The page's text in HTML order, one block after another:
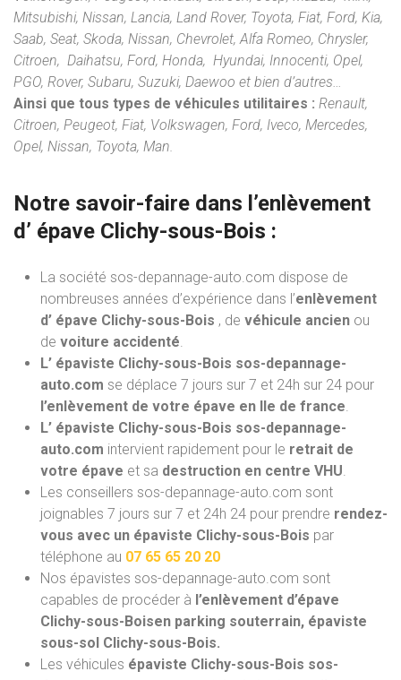
Mitsubishi, Nissan, Lancia, Land Rover, Toyota, Fiat, Ford, Kia,
Saab, Seat, Skoda, Nissan, Chevrolet, Alfa Romeo, Chrysler,
Citroen, Daihatsu, Ford, Honda, Hyundai, Innocenti, Opel,
PGO, Rover, Subaru, Suzuki, Daewoo et bien d’autres…
Ainsi que tous types de véhicules utilitaires : Renault,
Citroen, Peugeot, Fiat, Volkswagen, Ford, Iveco, Mercedes,
Opel, Nissan, Toyota, Man.
Notre savoir-faire dans l’enlèvement
d’ épave Clichy-sous-Bois :
La société sos-depannage-auto.com dispose de
nombreuses années d’expérience dans l’enlèvement
d’ épave Clichy-sous-Bois , de véhicule ancien ou
de voiture accidenté.
L’ épaviste Clichy-sous-Bois sos-depannage-
auto.com se déplace 7 jours sur 7 et 24h sur 24 pour
l’enlèvement de votre épave en Ile de france.
L’ épaviste Clichy-sous-Bois sos-depannage-
auto.com intervient rapidement pour le retrait de
votre épave et sa destruction en centre VHU.
Les conseillers sos-depannage-auto.com sont
joignables 7 jours sur 7 et 24h 24 pour prendre rendez-
vous avec un épaviste Clichy-sous-Bois par
téléphone au 07 65 65 20 20
Nos épavistes sos-depannage-auto.com sont
capables de procéder à l’enlèvement d’épave
Clichy-sous-Boisen parking souterrain, épaviste
sous-sol Clichy-sous-Bois.
Les véhicules épaviste Clichy-sous-Bois sos-